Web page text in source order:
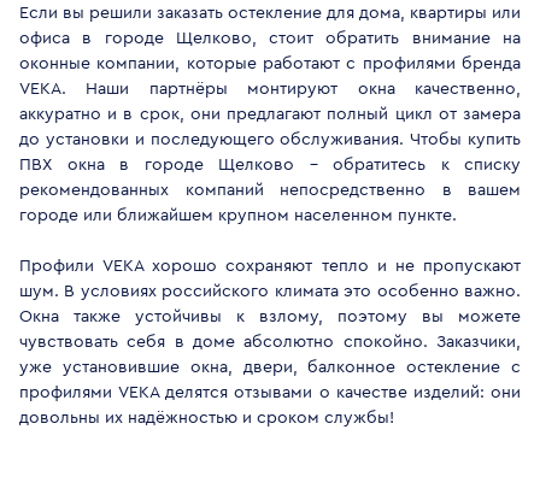
Если вы решили заказать остекление для дома, квартиры или
офиса в городе Щелково, стоит обратить внимание на
оконные компании, которые работают с профилями бренда
VEKA. Наши партнёры монтируют окна качественно,
аккуратно и в срок, они предлагают полный цикл от замера
до установки и последующего обслуживания. Чтобы купить
ПВХ окна в городе Щелково - обратитесь к списку
рекомендованных компаний непосредственно в вашем
городе или ближайшем крупном населенном пункте.
Профили VEKA хорошо сохраняют тепло и не пропускают
шум. В условиях российского климата это особенно важно.
Окна также устойчивы к взлому, поэтому вы можете
чувствовать себя в доме абсолютно спокойно. Заказчики,
уже установившие окна, двери, балконное остекление с
профилями VEKA делятся отзывами о качестве изделий: они
довольны их надёжностью и сроком службы!